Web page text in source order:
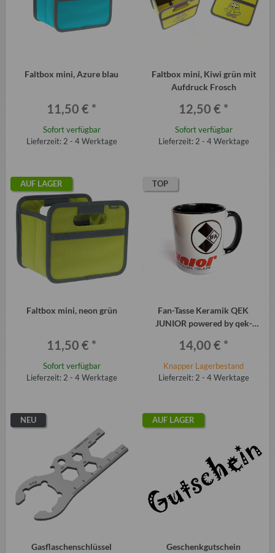
Faltbox mini, Azure blau
11,50 € *
Sofort verfügbar
Lieferzeit: 2 - 4 Werktage
Faltbox mini, Kiwi grün mit
Aufdruck Frosch
12,50 € *
Sofort verfügbar
Lieferzeit: 2 - 4 Werktage
AUF LAGER
Faltbox mini, neon grün
11,50 € *
Sofort verfügbar
Lieferzeit: 2 - 4 Werktage
TOP
Fan-Tasse Keramik QEK
JUNIOR powered by qek-
14,00 € *
Knapper Lagerbestand
Lieferzeit: 2 - 4 Werktage
NEU
Gasflaschenschlüssel
AUF LAGER
Geschenkgutschein